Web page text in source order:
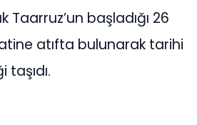
Taarruz’un başladığı 26
atıfta bulunarak tarihi